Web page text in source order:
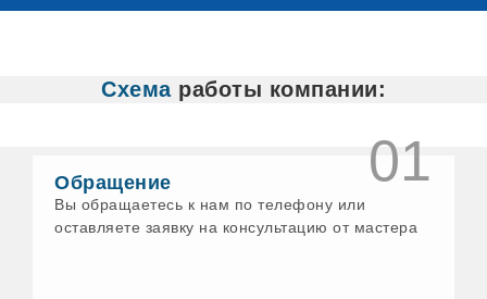
Схемаработы компании:
01
Обращение
Вы обращаетесь к нам по телефону или
оставляете заявку на консультацию от мастера